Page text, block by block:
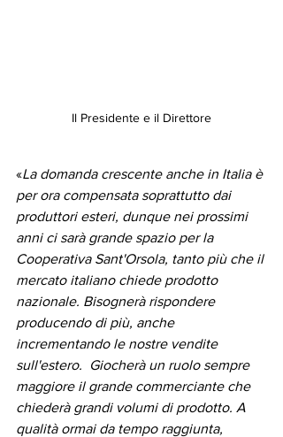
Il Presidente e il Direttore
«La domanda crescente anche in Italia è
per ora compensata soprattutto dai
produttori esteri, dunque nei prossimi
anni ci sarà grande spazio per la
Cooperativa Sant'Orsola, tanto più che il
mercato italiano chiede prodotto
nazionale. Bisognerà rispondere
producendo di più, anche
incrementando le nostre vendite
sull'estero.  Giocherà un ruolo sempre
maggiore il grande commerciante che
chiederà grandi volumi di prodotto. A
qualità ormai da tempo raggiunta,